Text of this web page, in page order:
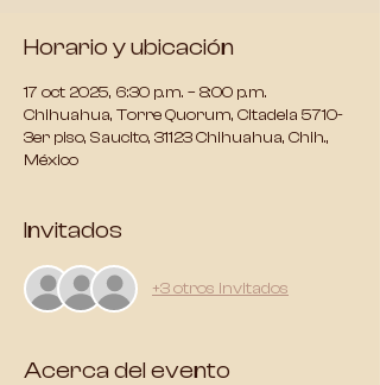
Horario y ubicación
17 oct 2025, 6:30 p.m. – 8:00 p.m.
Chihuahua, Torre Quorum, Citadela 5710-
3er piso, Saucito, 31123 Chihuahua, Chih.,
México
Invitados
+3 otros invitados
Acerca del evento